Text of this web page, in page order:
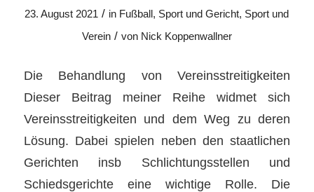
23. August 2021 / in Fußball , Sport und Gericht, Sport und
Verein / von Nick Koppenwallner
Die Behandlung von Vereinsstreitigkeiten
Dieser Beitrag meiner Reihe widmet sich
Vereinsstreitigkeiten und dem Weg zu deren
Lösung. Dabei spielen neben den staatlichen
Gerichten insb Schlichtungsstellen und
Schiedsgerichte eine wichtige Rolle. Die